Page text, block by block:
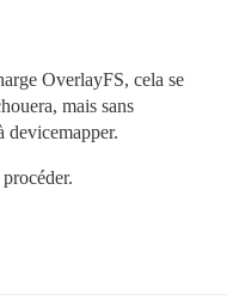
OverlayFS, cela se
mais sans
devicemapper.